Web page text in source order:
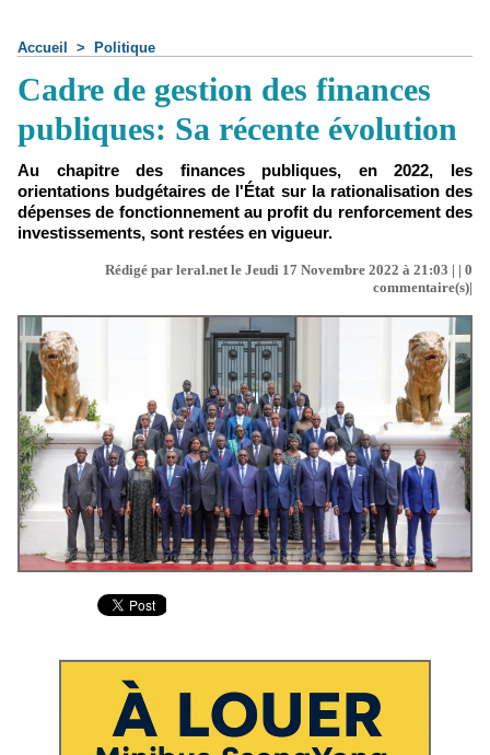
Accueil > Politique
Cadre de gestion des finances
publiques: Sa récente évolution
Au chapitre des finances publiques, en 2022, les
orientations budgétaires de l'État sur la rationalisation des
dépenses de fonctionnement au profit du renforcement des
investissements, sont restées en vigueur.
Rédigé par leral.net le Jeudi 17 Novembre 2022 à 21:03 | | 0
commentaire(s)|